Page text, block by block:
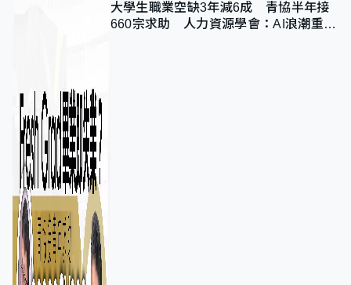
大學生職業空缺3年減6成 青協半年接
660宗求助 人力資源學會：AI浪潮重整